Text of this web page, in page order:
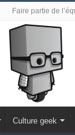
Faire partie de
Culture geek